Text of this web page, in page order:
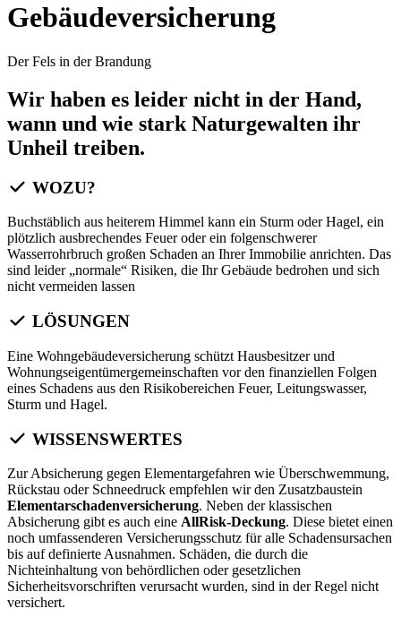
Gebäudeversicherung
Der Fels in der Brandung
Wir haben es leider nicht in der Hand,
wann und wie stark Naturgewalten ihr
Unheil treiben.
WOZU?
Buchstäblich aus heiterem Himmel kann ein Sturm oder Hagel, ein
plötzlich ausbrechendes Feuer oder ein folgenschwerer
Wasserrohrbruch großen Schaden an Ihrer Immobilie anrichten. Das
sind leider „normale“ Risiken, die Ihr Gebäude bedrohen und sich
nicht vermeiden lassen
LÖSUNGEN
Eine Wohngebäudeversicherung schützt Hausbesitzer und
Wohnungseigentümergemeinschaften vor den finanziellen Folgen
eines Schadens aus den Risikobereichen Feuer, Leitungswasser,
Sturm und Hagel.
WISSENSWERTES
Zur Absicherung gegen Elementargefahren wie Überschwemmung,
Rückstau oder Schneedruck empfehlen wir den Zusatzbaustein
Elementarschadenversicherung. Neben der klassischen
Absicherung gibt es auch eine AllRisk-Deckung. Diese bietet einen
noch umfassenderen Versicherungsschutz für alle Schadensursachen
bis auf definierte Ausnahmen. Schäden, die durch die
Nichteinhaltung von behördlichen oder gesetzlichen
Sicherheitsvorschriften verursacht wurden, sind in der Regel nicht
versichert.